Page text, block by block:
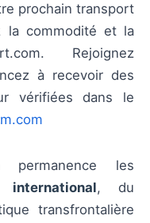
prochain transport
la commodité et la
Rejoignez
à recevoir des
vérifiées dans le
permanence les
international, du
transfrontalière